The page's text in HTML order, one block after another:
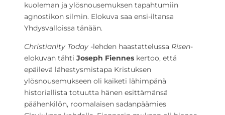
kuoleman ja ylösnousemuksen tapahtumiin
agnostikon silmin. Elokuva saa ensi-iltansa
Yhdysvalloissa tänään.
Christianity Today -lehden haastattelussa Risen-
elokuvan tähti Joseph Fiennes kertoo, että
epäilevä lähestysmistapa Kristuksen
ylösnousemukseen oli kaiketi lähimpänä
historiallista totuutta hänen esittämänsä
päähenkilön, roomalaisen sadanpäämies